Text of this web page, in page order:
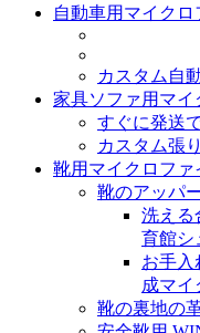
自動車用マイク
カスタム自
家具ソファ用マ
すぐに発送
カスタム張
靴用マイクロファ
靴のアッパ
洗える
育館シ
お手入
成マ
靴の裏地の